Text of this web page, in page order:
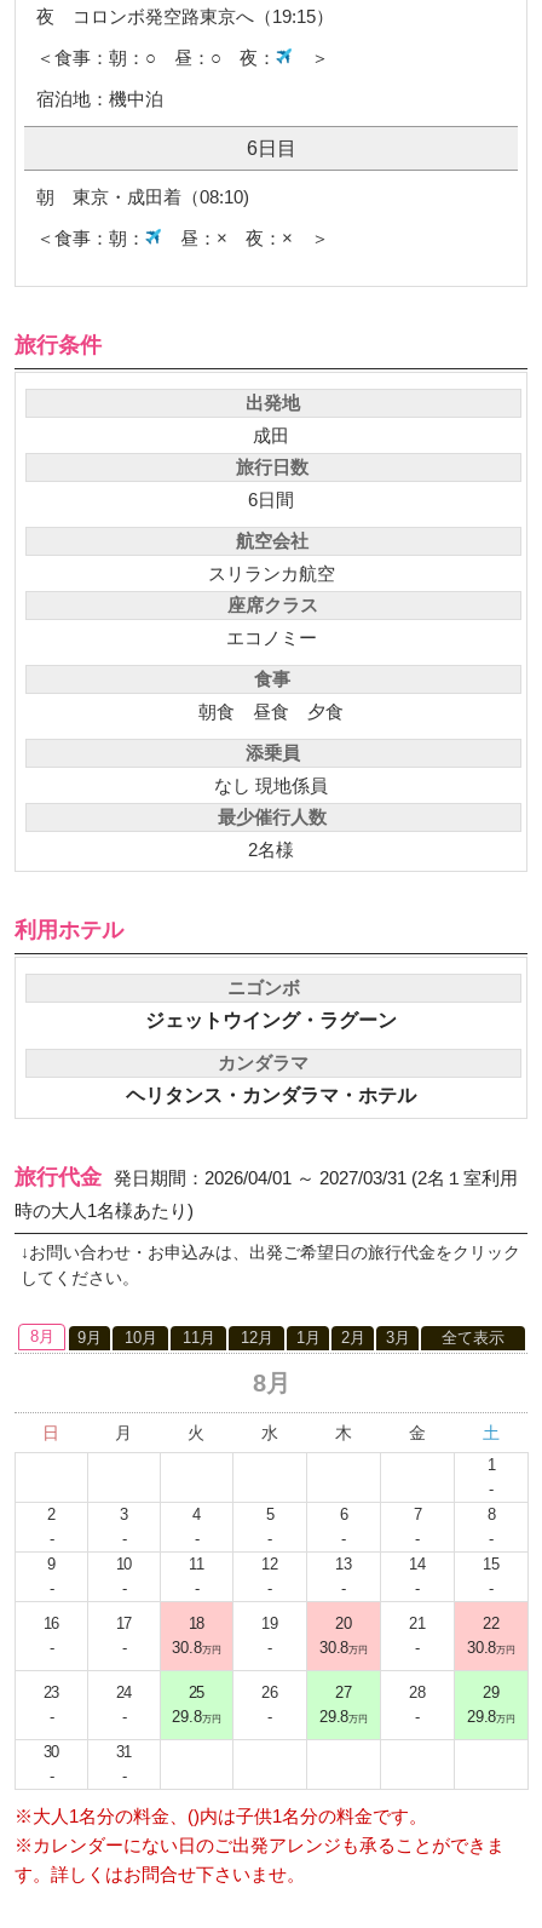
夜 コロンボ発空路東京へ（19:15）
＜食事：朝：○ 昼：○ 夜：
＞
宿泊地：機中泊
6日目
朝 東京・成田着（08:10)
＜食事：朝：
昼：× 夜：× ＞
旅行条件
出発地
成田
旅行日数
6日間
航空会社
スリランカ航空
座席クラス
エコノミー
食事
朝食 昼食 夕食
添乗員
なし 現地係員
最少催行人数
2名様
利用ホテル
ニゴンボ
ジェットウイング・ラグーン
カンダラマ
ヘリタンス・カンダラマ・ホテル
旅行代金 発日期間：2026/04/01 ～ 2027/03/31 (2名１室利用
時の大人1名様あたり)
↓お問い合わせ・お申込みは、出発ご希望日の旅行代金をクリック
してください。
8月 9月 10月 11月 12月 1月 2月 3月 全て表示
8月
日 月 火 水 木 金 土
1
-
2
-
3
-
4
-
5
-
6
-
7
-
8
-
9
-
10
-
11
-
12
-
13
-
14
-
15
-
16
-
17
-
18
30.8万円
19
-
20
30.8万円
21
-
22
30.8万円
23
-
24
-
25
29.8万円
26
-
27
29.8万円
28
-
29
29.8万円
30
-
31
-
※大人1名分の料金、()内は子供1名分の料金です。
※カレンダーにない日のご出発アレンジも承ることができま
す。詳しくはお問合せ下さいませ。